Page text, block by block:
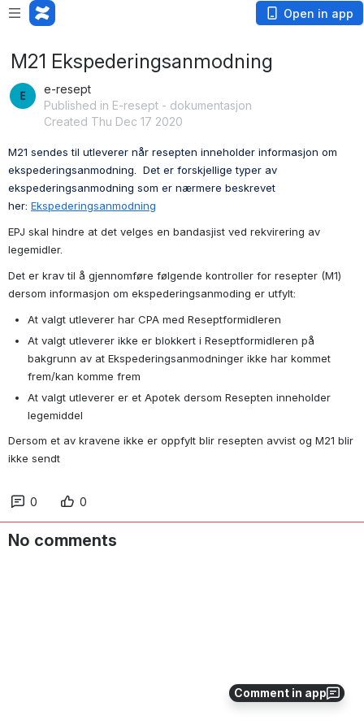
Open in app
Comment in app
M21 Ekspederingsanmodning
e-resept
Published in E-resept - dokumentasjon
Created Thu Dec 17 2020
M21 sendes til utleverer når resepten inneholder informasjon om
ekspederingsanmodning.  Det er forskjellige typer av
ekspederingsanmodning som er nærmere beskrevet
her: Ekspederingsanmodning
EPJ skal hindre at det velges en bandasjist ved rekvirering av
legemidler.
Det er krav til å gjennomføre følgende kontroller for resepter (M1)
dersom informasjon om ekspederingsanmoding er utfylt:
At valgt utleverer har CPA med Reseptformidleren
At valgt utleverer ikke er blokkert i Reseptformidleren på
bakgrunn av at Ekspederingsanmodninger ikke har kommet
frem/kan komme frem
At valgt utleverer er et Apotek dersom Resepten inneholder
legemiddel
Dersom et av kravene ikke er oppfylt blir resepten avvist og M21 blir
ikke sendt
0 0
No comments